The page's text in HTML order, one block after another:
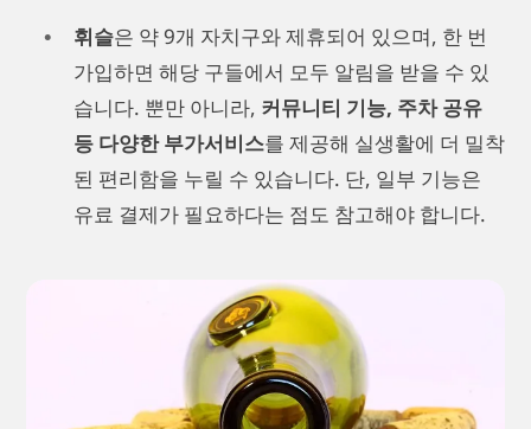
휘슬은 약 9개 자치구와 제휴되어 있으며, 한 번
가입하면 해당 구들에서 모두 알림을 받을 수 있
습니다. 뿐만 아니라, 커뮤니티 기능, 주차 공유
등 다양한 부가서비스를 제공해 실생활에 더 밀착
된 편리함을 누릴 수 있습니다. 단, 일부 기능은
유료 결제가 필요하다는 점도 참고해야 합니다.